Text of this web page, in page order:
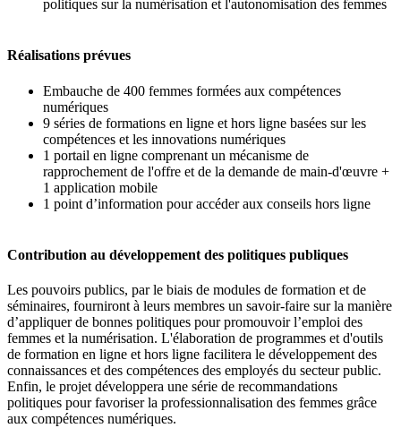
politiques sur la numérisation et l'autonomisation des femmes
Réalisations prévues
Embauche de 400 femmes formées aux compétences
numériques
9 séries de formations en ligne et hors ligne basées sur les
compétences et les innovations numériques
1 portail en ligne comprenant un mécanisme de
rapprochement de l'offre et de la demande de main-d'œuvre +
1 application mobile
1 point d’information pour accéder aux conseils hors ligne
Contribution au développement des politiques publiques
Les pouvoirs publics, par le biais de modules de formation et de
séminaires, fourniront à leurs membres un savoir-faire sur la manière
d’appliquer de bonnes politiques pour promouvoir l’emploi des
femmes et la numérisation. L'élaboration de programmes et d'outils
de formation en ligne et hors ligne facilitera le développement des
connaissances et des compétences des employés du secteur public.
Enfin, le projet développera une série de recommandations
politiques pour favoriser la professionnalisation des femmes grâce
aux compétences numériques.